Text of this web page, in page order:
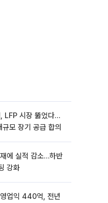
LFP 시장 뚫었다…
모 장기 공급 합의
에 실적 감소…하반
강화
업익 440억, 전년